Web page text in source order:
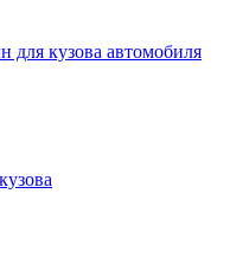
для кузова автомобиля